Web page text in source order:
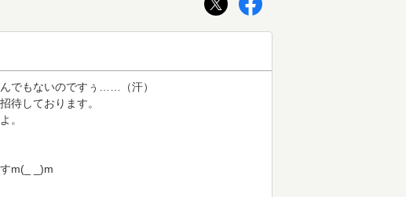
でもないのですぅ……（汗）
待しております。
。
m(_ _)m